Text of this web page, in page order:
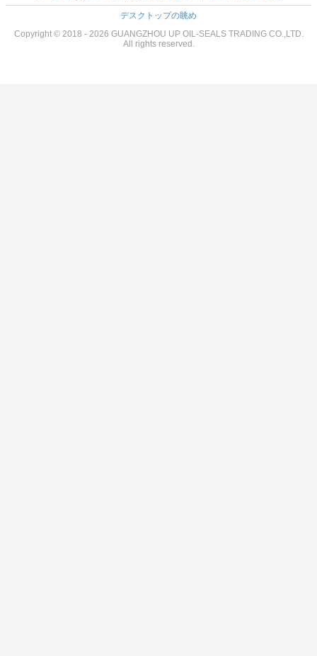
デスクトップの眺め
Copyright © 2018 - 2026 GUANGZHOU UP OIL-SEALS TRADING CO.,LTD.
All rights reserved.